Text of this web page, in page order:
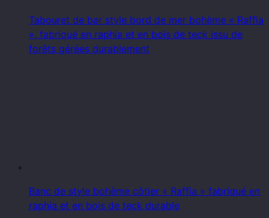
Tabouret de bar style bord de mer bohème « Raffia
», fabriqué en raphia et en bois de teck issu de
forêts gérées durablement
Banc de style bohème côtier « Raffia » fabriqué en
raphia et en bois de teck durable